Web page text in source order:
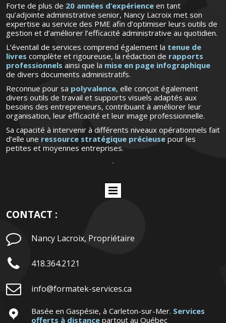
Forte de plus de 20 années d’expérience en tant
qu’adjointe administrative senior, Nancy Lacroix met son
expertise au service des PME afin d’optimiser leurs outils de
gestion et d’améliorer l’efficacité administrative au quotidien.
L’éventail de services comprend également la tenue de
livres complète et rigoureuse, la rédaction de rapports
professionnels ainsi que la mise en page infographique
de divers documents administratifs.
Reconnue pour sa polyvalence, elle conçoit également
divers outils de travail et supports visuels adaptés aux
besoins des entrepreneurs, contribuant à améliorer leur
organisation, leur efficacité et leur image professionnelle.
Sa capacité à intervenir à différents niveaux opérationnels fait
d’elle une ressource stratégique précieuse pour les
petites et moyennes entreprises.
CONTACT :
 Nancy Lacroix, Propriétaire
 418.364.2121
 info@formatek-services.ca
 Basée en Gaspésie, à Carleton-sur-Mer. Services
offerts à distance partout au Québec